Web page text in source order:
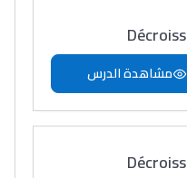
مشاهدة الدرس